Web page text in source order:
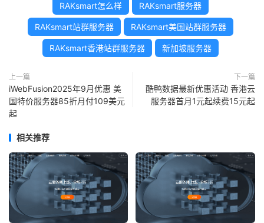
RAKsmart怎么样 RAKsmart服务器
RAKsmart站群服务器 RAKsmart美国站群服务器
RAKsmart香港站群服务器 新加坡服务器
上一篇
iWebFusion2025年9月优惠 美
国特价服务器85折月付109美元
起
下一篇
酷鸭数据最新优惠活动 香港云
服务器首月1元起续费15元起
相关推荐